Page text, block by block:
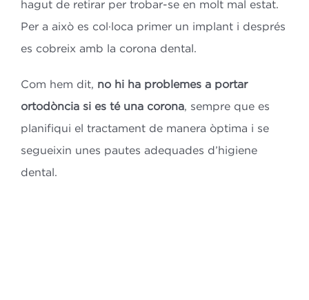
hagut de retirar per trobar-se en molt mal estat.
Per a això es col·loca primer un implant i després
es cobreix amb la corona dental.
Com hem dit, no hi ha problemes a portar
ortodòncia si es té una corona, sempre que es
planifiqui el tractament de manera òptima i se
segueixin unes pautes adequades d’higiene
dental.